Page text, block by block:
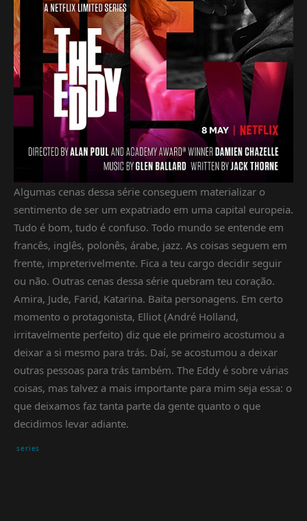
Algumas cenas dessa série conseguem materializar o
sentimento de ser um expatriado em uma capital europeia.
Tudo é bom, tudo é confuso. Todo mundo se entende em
francês, inglês, polonês, árabe, jazz. As coisas seguem em
frente, impreterivelmente. Fica a teu cargo decidir seguir
ou não. Outras cenas dessa série quebram teu coração.
Amira, Jude, Farid, Katarina. Baita personagens. Em certo
momento o protagonista, Elliot (André Holland,
irritavelmente perfeito) diz que ele primeiro acostumou a
deixar a si mesmo para trás. Daí, se acostumou a deixar
outras pessoas para trás também. The Eddy é sobre várias
coisas, mas talvez a mais importante para mim seja essa: o
que deixamos faz tanta parte da gente quanto o que
decidimos levar adiante.
series